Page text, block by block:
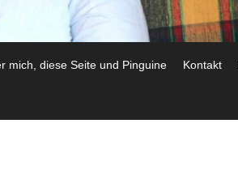
mich, diese Seite und Pinguine Kontakt